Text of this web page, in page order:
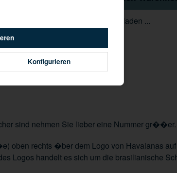
Komponenten werden geladen ...
sind nehmen Sie lieber eine Nummer gr��er.
rechts �ber dem Logo von Havaianas auf
Logos handelt es sich um die brasilianische
Konfigurieren